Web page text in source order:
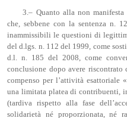
3.– Quanto alla non
che, sebbene con la sentenza n.
inammissibili le questioni di
del d.lgs. n. 112 del 1999, come
d.l. n. 185 del 2008, come
conclusione dopo avere riscontrato
compenso per l’attività esattoriale
una limitata platea di contribuenti,
(tardiva rispetto alla fase
solidarietà né proporzionata, né